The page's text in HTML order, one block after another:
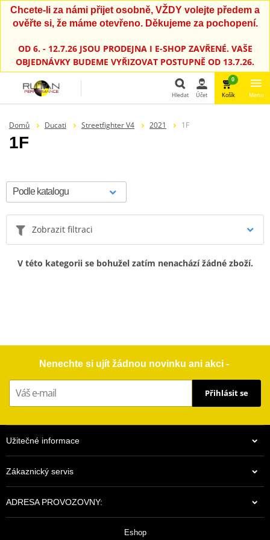
Chcete-li za námi přijet osobně, VŽDY volejte předem a
ověřte si, že máme otevřeno. Děkujeme za pochopení.
OD 6. - 12.7.26 JSOU PRODEJNA I E-SHOP ZAVŘENÉ. VAŠE
OBJEDNÁVKY BUDEME VYŘIZOVAT POSTUPNĚ OD 13.7.26.
Hledat Účet
0
Košík Menu
Domů Ducati Streetfighter V4 2021 1F
1F
Zobrazit filtraci
V této kategorii se bohužel zatím nenachází žádné zboží.
Nenechte si ujít žádnou novinku ani akci -
Přihlásit se
Užitečné informace
Zákaznický servis
ADRESA PROVOZOVNY:
Eshop